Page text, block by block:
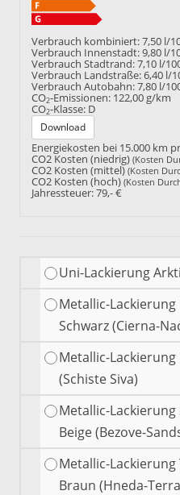
Verbrauch kombiniert:7,50 l/
Verbrauch Innenstadt:9,80 l/
Verbrauch Stadtrand:7,10 l/
Verbrauch Landstraße:6,40 l/
Verbrauch Autobahn:7,80 l/
CO2-Emissionen: 122,00 g/km
CO2-Klasse: D
Download
Energiekosten bei 15.000 km
CO2 Kosten (niedrig) (Kosten
CO2 Kosten (mittel) (Kosten
CO2 Kosten (hoch) (Kosten
Jahressteuer:79,- €
Uni-Lackierung
Metallic-
Schwarz (Cierna-
Metallic-
(Schiste Siva)
Metallic-
Beige (Bezove-
Metallic-
Braun (Hneda-